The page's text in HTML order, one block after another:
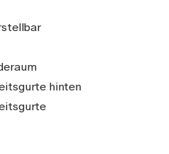
hinten